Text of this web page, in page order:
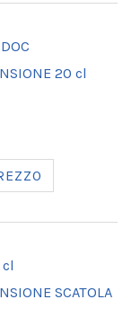
20 cl
cl
SCATOLA